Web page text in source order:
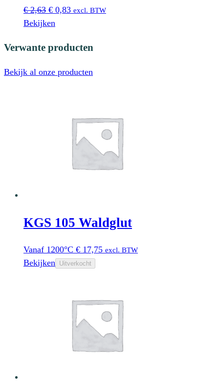
€2,63 Oorspronkelijke
prijs
€ 2,63.
€ 0,83Huidige
€ 0,83.
excl. BTW
Bekijken
Verwante producten
Bekijk al onze producten
KGS 105 Waldglut
Vanaf 1200°C € 17,75 excl. BTW
Bekijken Uitverkocht